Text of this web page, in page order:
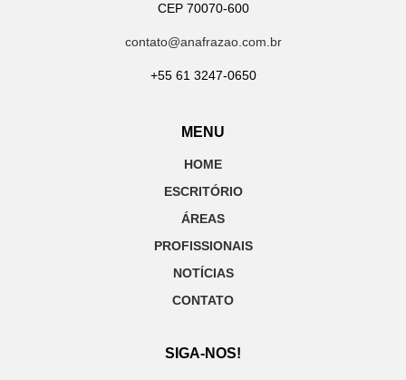
CEP 70070-600
contato@anafrazao.com.br
+55 61 3247-0650
MENU
HOME
ESCRITÓRIO
ÁREAS
PROFISSIONAIS
NOTÍCIAS
CONTATO
SIGA-NOS!